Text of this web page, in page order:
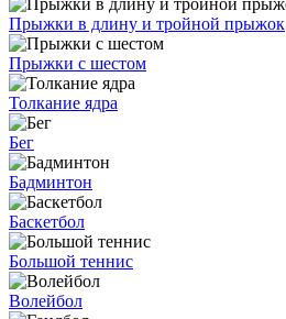
Прыжки в длину и тройной прыжок
Прыжки с шестом
Толкание ядра
Бег
Бадминтон
Баскетбол
Большой теннис
Волейбол